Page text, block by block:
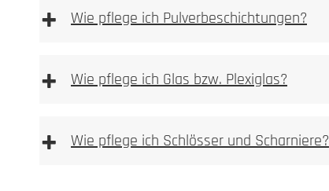
essighaltigen Reinigungsmittel verwenden
+ Wie pflege ich Pulverbeschichtungen?
+ Wie pflege ich Glas bzw. Plexiglas?
+ Wie pflege ich Schlösser und Scharniere?